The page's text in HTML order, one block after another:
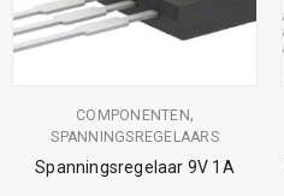
COMPONENTEN,
SPANNINGSREGELAARS
Spanningsregelaar 9V 1A